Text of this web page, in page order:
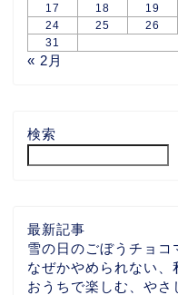
17
18 19
24
25 26
31
« 2月
検索
最新記事
雪の日のごぼうチョコ
なぜかやめられない、
おうちで楽しむ、やさ